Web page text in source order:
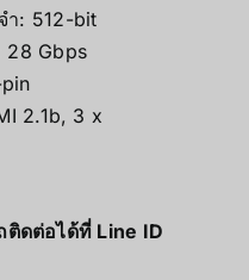
ำ: 512-bit
28 Gbps
2.1b, 3 x
ดต่อได้ที่ Line ID